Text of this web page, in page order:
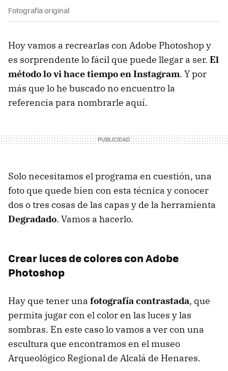
Fotografía original
Hoy vamos a recrearlas con Adobe Photoshop y
es sorprendente lo fácil que puede llegar a ser. El
método lo vi hace tiempo en Instagram. Y por
más que lo he buscado no encuentro la
referencia para nombrarle aquí.
Solo necesitamos el programa en cuestión, una
foto que quede bien con esta técnica y conocer
dos o tres cosas de las capas y de la herramienta
Degradado. Vamos a hacerlo.
Crear luces de colores con Adobe
Photoshop
Hay que tener una fotografía contrastada, que
permita jugar con el color en las luces y las
sombras. En este caso lo vamos a ver con una
escultura que encontramos en el museo
Arqueológico Regional de Alcalá de Henares.